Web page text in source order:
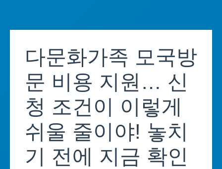
다문화가족 모국방
문 비용 지원… 신
청 조건이 이렇게
쉬울 줄이야! 놓치
기 전에 지금 확인